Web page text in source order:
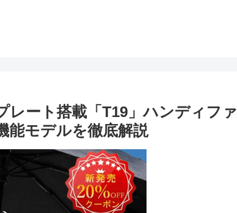
レート搭載「T19」ハンディファ
能モデルを徹底解説